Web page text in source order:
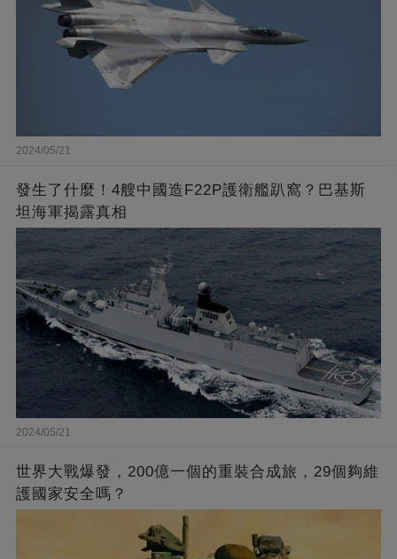
2024/05/21
發生了什麼！4艘中國造F22P護衛艦趴窩？巴基斯
坦海軍揭露真相
2024/05/21
世界大戰爆發，200億一個的重裝合成旅，29個夠維
護國家安全嗎？